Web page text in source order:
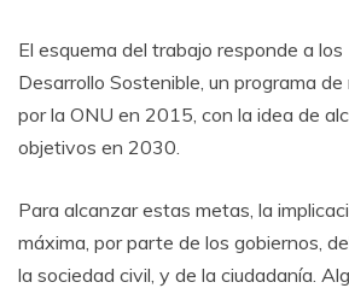
El esquema del trabajo responde a
Desarrollo Sostenible, un programa
por la ONU en 2015, con la idea de
objetivos en 2030.
Para alcanzar estas metas, la
máxima, por parte de los gobiernos,
la sociedad civil, y de la ciudadanía.